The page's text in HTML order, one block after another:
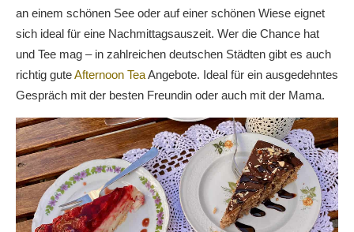
an einem schönen See oder auf einer schönen Wiese eignet
sich ideal für eine Nachmittagsauszeit. Wer die Chance hat
und Tee mag – in zahlreichen deutschen Städten gibt es auch
richtig guteAfternoon TeaAngebote. Ideal für ein ausgedehntes
Gespräch mit der besten Freundin oder auch mit der Mama.